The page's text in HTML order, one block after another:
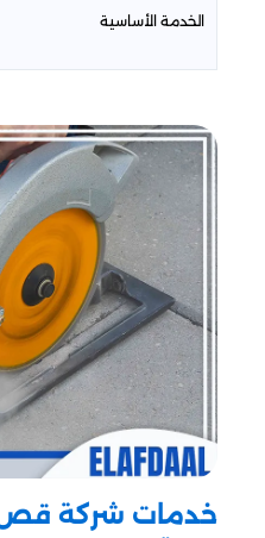
الخدمة الأساسية
خدمات شركة قص